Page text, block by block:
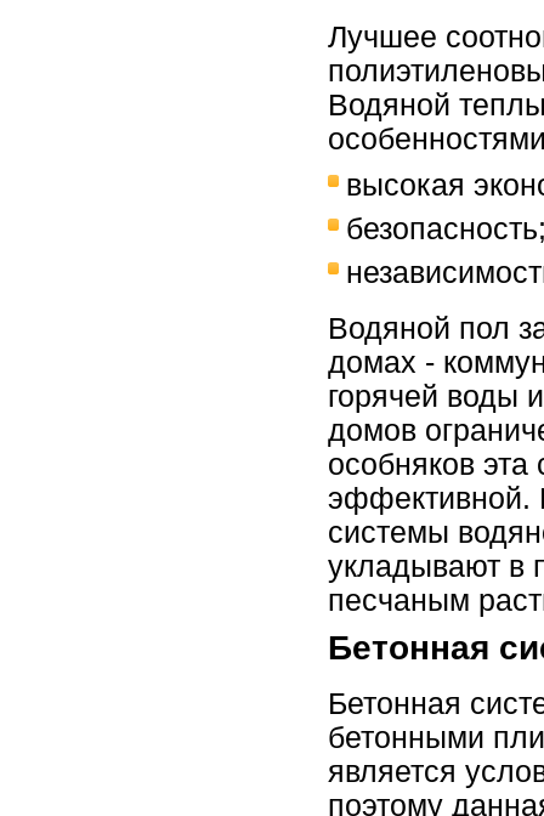
Лучшее
Водяной
высокая
Водяной пол
домах -
горячей воды
домов
особняков
эффективной.
системы
укладывают в
песчаным
Бетонная
Бетонная
бетонными
является
поэтому